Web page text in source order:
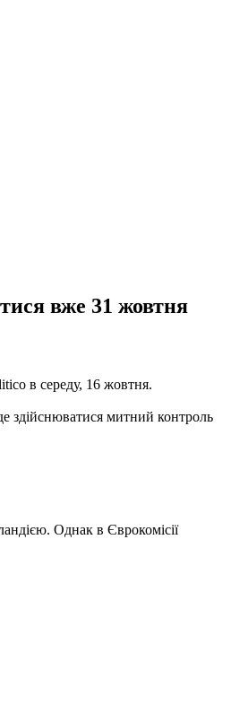
вже 31 жовтня
в середу, 16 жовтня.
здійснюватися митний контроль
Однак в Єврокомісії